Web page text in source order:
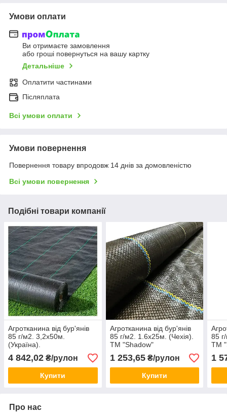
Умови оплати
Ви отримаєте замовлення
або гроші повернуться на вашу картку
Детальніше
Оплатити частинами
Післяплата
Всі умови оплати
Умови повернення
Повернення товару впродовж 14 днів за домовленістю
Всі умови повернення
Подібні товари компанії
Агротканина від бур'янів
85 г/м2. 3,2х50м.
(Україна).
4 842,02 ₴/рулон
Купити
Агротканина від бур'янів
85 г/м2. 1.6х25м. (Чехія).
ТМ "Shadow"
1 253,65₴/рулон
Купити
85
ТМ
1
Про нас